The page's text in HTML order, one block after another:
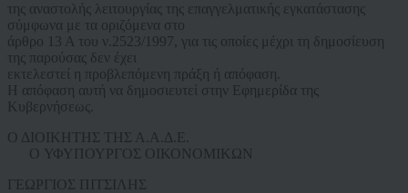
της αναστολής λειτουργίας της επαγγελματικής εγκατάστασης
σύμφωνα με τα οριζόμενα στο
άρθρο 13 Α του ν.2523/1997, για τις οποίες μέχρι τη δημοσίευση
της παρούσας δεν έχει
εκτελεστεί η προβλεπόμενη πράξη ή απόφαση.
Η απόφαση αυτή να δημοσιευτεί στην Εφημερίδα της
Κυβερνήσεως.
Ο ΔΙΟΙΚΗΤΗΣ ΤΗΣ Α.Α.Δ.Ε.
O ΥΦΥΠΟΥΡΓΟΣ ΟΙΚΟΝΟΜΙΚΩΝ
ΓΕΩΡΓΙΟΣ ΠΙΤΣΙΛΗΣ